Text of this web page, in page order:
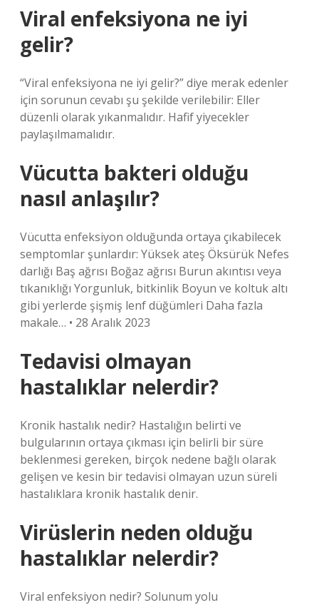
Viral enfeksiyona ne iyi
gelir?
“Viral enfeksiyona ne iyi gelir?” diye merak edenler
için sorunun cevabı şu şekilde verilebilir: Eller
düzenli olarak yıkanmalıdır. Hafif yiyecekler
paylaşılmamalıdır.
Vücutta bakteri olduğu
nasıl anlaşılır?
Vücutta enfeksiyon olduğunda ortaya çıkabilecek
semptomlar şunlardır: Yüksek ateş Öksürük Nefes
darlığı Baş ağrısı Boğaz ağrısı Burun akıntısı veya
tıkanıklığı Yorgunluk, bitkinlik Boyun ve koltuk altı
gibi yerlerde şişmiş lenf düğümleri Daha fazla
makale… • 28 Aralık 2023
Tedavisi olmayan
hastalıklar nelerdir?
Kronik hastalık nedir? Hastalığın belirti ve
bulgularının ortaya çıkması için belirli bir süre
beklenmesi gereken, birçok nedene bağlı olarak
gelişen ve kesin bir tedavisi olmayan uzun süreli
hastalıklara kronik hastalık denir.
Virüslerin neden olduğu
hastalıklar nelerdir?
Viral enfeksiyon nedir? Solunum yolu